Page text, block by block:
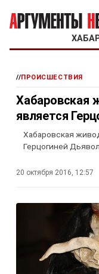
//ПРОИСШЕСТВИЯ
Хабаровская
является
Хабаровская
Герцогиней
20 октября 2016, 12:57